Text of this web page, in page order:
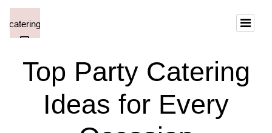
Top Party Catering
Ideas for Every